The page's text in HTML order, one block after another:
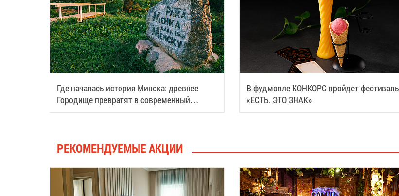
Где началась история Минска: древнее
Городище превратят в современный
туристический центр
В фудмолле КОНКОРС пройдет фестиваль
«ЕСТЬ. ЭТО ЗНАК»
РЕКОМЕНДУЕМЫЕ АКЦИИ